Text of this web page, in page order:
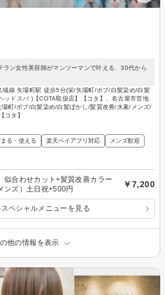
ラン女性美容師がマンツーマンで叶える、30代から
城線 矢場町駅 徒歩5分(栄/矢場町/ボブ/白髪染め/白髪
ッドスパ )【COTA取扱店】【コタ】、名古屋市営地
町/ボブ/白髪染め/白髪ぼかし/髪質改善/水素/メンズ/
コタ】
る・使える 楽天ペイアプリ対応 メンズ歓迎
似合わせカット+髪質改善カラー
ンズ）土日祝+500円
￥7,200
ペシャルメニューを見る
他の情報を表示